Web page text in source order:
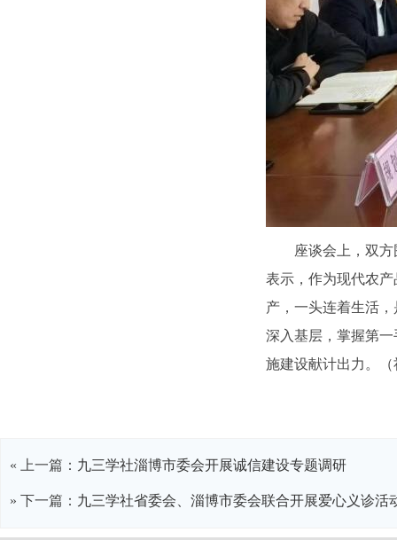
座谈会上，双
表示，作为现代农
产，一头连着生活
深入基层，掌握第
施建设献计出力。
« 上一篇： 九三学社淄博市委会开展诚信建设专题调研
» 下一篇： 九三学社省委会、淄博市委会联合开展爱心义诊活